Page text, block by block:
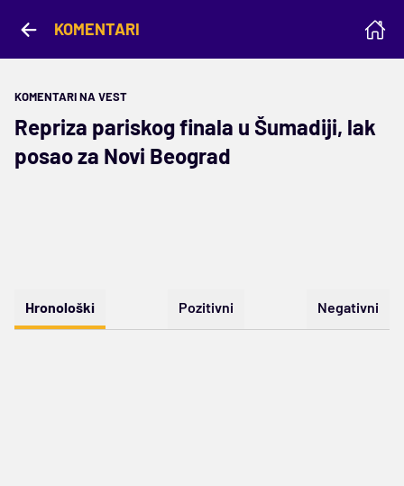
KOMENTARI
KOMENTARI NA VEST
Repriza pariskog finala u Šumadiji, lak
posao za Novi Beograd
Hronološki Pozitivni Negativni